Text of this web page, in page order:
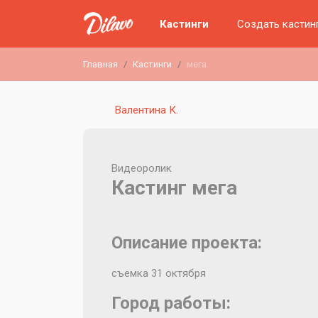
Кастинги Создать
Главная Кастинги мега
Валентина К.
Видеоролик
Кастинг мега
Описание проекта:
съемка 31 октября
Город работы: